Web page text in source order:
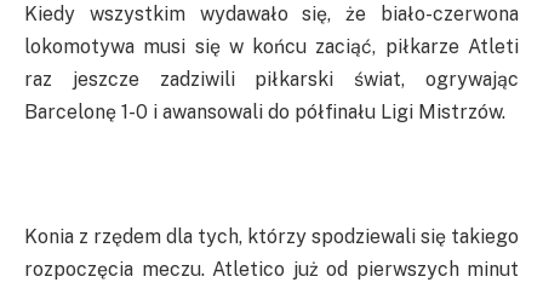
Kiedy wszystkim wydawało się, że biało-czerwona
lokomotywa musi się w końcu zaciąć, piłkarze Atleti
raz jeszcze zadziwili piłkarski świat, ogrywając
Barcelonę 1-0 i awansowali do półfinału Ligi Mistrzów.
Konia z rzędem dla tych, którzy spodziewali się takiego
rozpoczęcia meczu. Atletico już od pierwszych minut